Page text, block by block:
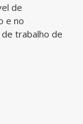
de
e no
trabalho de